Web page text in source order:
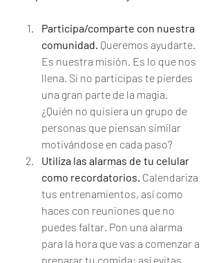
Participa/comparte con nuestra
comunidad. Queremos ayudarte.
Es nuestra misión. Es lo que nos
llena. Si no participas te pierdes
una gran parte de la magia.
¿Quién no quisiera un grupo de
personas que piensan similar
motivándose en cada paso?
Utiliza las alarmas de tu celular
como recordatorios. Calendariza
tus entrenamientos, así como
haces con reuniones que no
puedes faltar. Pon una alarma
para la hora que vas a comenzar a
preparar tu comida; así evitas